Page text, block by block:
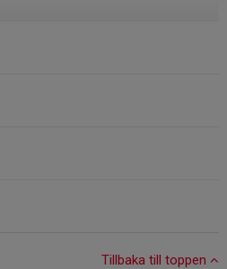
Tillbaka till toppen